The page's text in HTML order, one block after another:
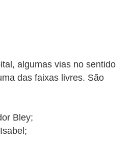
algumas vias no sentido
das faixas livres. São
Bley;